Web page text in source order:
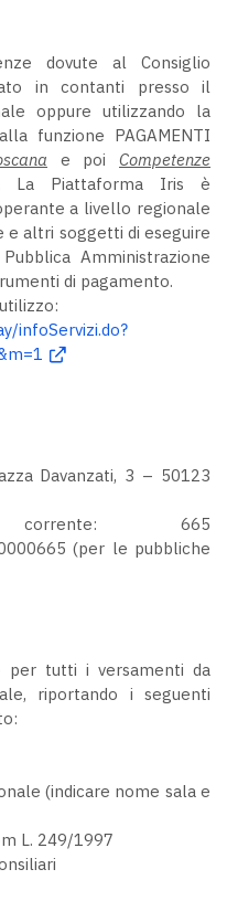
dovute al Consiglio
in contanti presso il
oppure utilizzando la
funzione PAGAMENTI
e poiCompetenze
La Piattaforma Iris è
a livello regionale
e altri soggetti di eseguire
Amministrazione
di pagamento.
infoServizi.do?
Davanzati, 3 – 50123
corrente: 665
(per le pubbliche
per tutti i versamenti da
riportando i seguenti
(indicare nome sala e
L. 249/1997